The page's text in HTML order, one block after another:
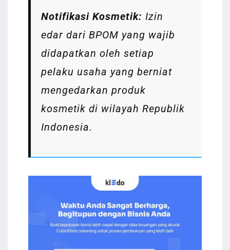
Notifikasi Kosmetik: Izin
edar dari BPOM yang wajib
didapatkan oleh setiap
pelaku usaha yang berniat
mengedarkan produk
kosmetik di wilayah Republik
Indonesia.